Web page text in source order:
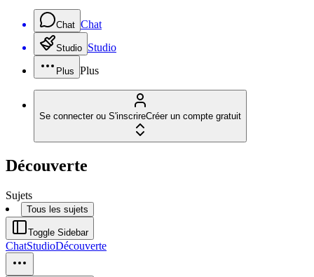
Chat Chat
Studio Studio
Plus Plus
Se connecter ou S'inscrireCréer un compte gratuit
Découverte
Sujets
Tous les sujets
Toggle Sidebar
ChatStudioDécouverte